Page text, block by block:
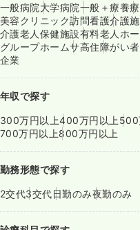
一般病院大学病院一般＋療養
美容クリニック訪問看護介護
介護老人保健施設有料老人ホ
グループホームサ高住障がい
企業
年収で探す
300万円以上400万円以上 500
700万円以上800万円以上
勤務形態で探す
2交代3交代日勤のみ夜勤のみ